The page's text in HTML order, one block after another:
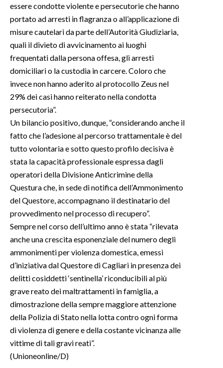
essere condotte violente e persecutorie che hanno
portato ad arresti in flagranza o all’applicazione di
misure cautelari da parte dell’Autorità Giudiziaria,
quali il divieto di avvicinamento ai luoghi
frequentati dalla persona offesa, gli arresti
domiciliari o la custodia in carcere. Coloro che
invece non hanno aderito al protocollo Zeus nel
29% dei casi hanno reiterato nella condotta
persecutoria”.
Un bilancio positivo, dunque, “considerando anche il
fatto che l’adesione al percorso trattamentale è del
tutto volontaria e sotto questo profilo decisiva è
stata la capacità professionale espressa dagli
operatori della Divisione Anticrimine della
Questura che, in sede di notifica dell’Ammonimento
del Questore, accompagnano il destinatario del
provvedimento nel processo di recupero”.
Sempre nel corso dell’ultimo anno è stata “rilevata
anche una crescita esponenziale del numero degli
ammonimenti per violenza domestica, emessi
d’iniziativa dal Questore di Cagliari in presenza dei
delitti cosiddetti ‘sentinella’ riconducibili al più
grave reato dei maltrattamenti in famiglia, a
dimostrazione della sempre maggiore attenzione
della Polizia di Stato nella lotta contro ogni forma
di violenza di genere e della costante vicinanza alle
vittime di tali gravi reati”.
(Unioneonline/D)